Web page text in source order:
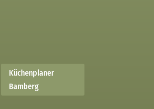
Küchenplaner
Bamberg